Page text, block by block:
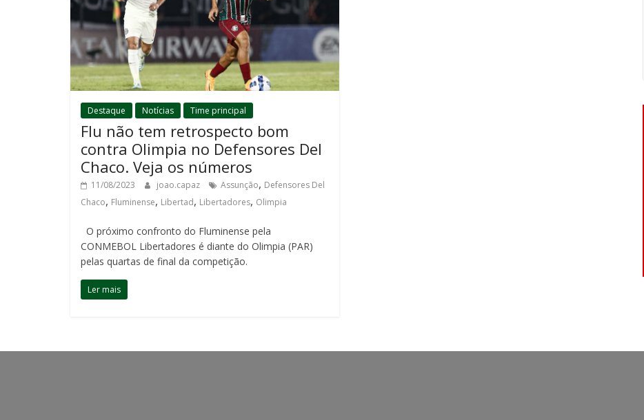
Destaque Notícias Time principal
Flu não tem retrospecto bom
contra Olimpia no Defensores Del
Chaco. Veja os números
11/08/2023 joao.capaz Assunção, Defensores Del
Chaco, Fluminense, Libertad, Libertadores, Olimpia
O próximo confronto do Fluminense pela
CONMEBOL Libertadores é diante do Olimpia (PAR)
pelas quartas de final da competição.
Ler mais